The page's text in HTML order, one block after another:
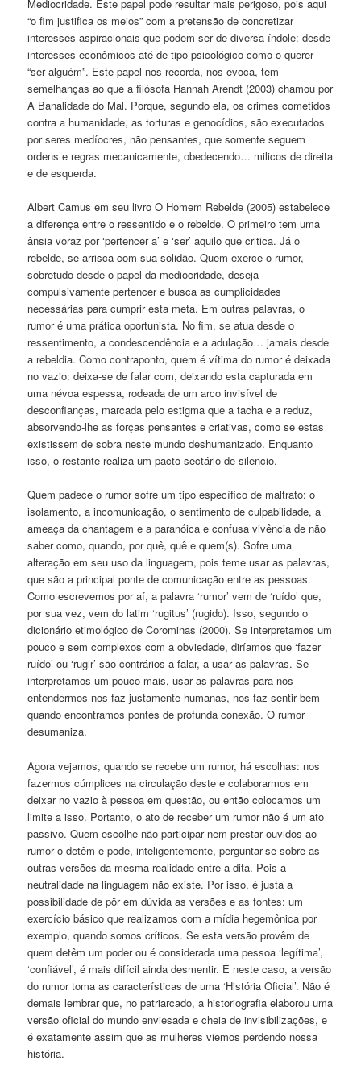
Mediocridade. Este papel pode resultar mais perigoso, pois aqui
“o fim justifica os meios” com a pretensão de concretizar
interesses aspiracionais que podem ser de diversa índole: desde
interesses econômicos até de tipo psicológico como o querer
“ser alguém”. Este papel nos recorda, nos evoca, tem
semelhanças ao que a filósofa Hannah Arendt (2003) chamou por
A Banalidade do Mal. Porque, segundo ela, os crimes cometidos
contra a humanidade, as torturas e genocídios, são executados
por seres medíocres, não pensantes, que somente seguem
ordens e regras mecanicamente, obedecendo… milicos de direita
e de esquerda.
Albert Camus em seu livro O Homem Rebelde (2005) estabelece
a diferença entre o ressentido e o rebelde. O primeiro tem uma
ânsia voraz por ‘pertencer a’ e ‘ser’ aquilo que critica. Já o
rebelde, se arrisca com sua solidão. Quem exerce o rumor,
sobretudo desde o papel da mediocridade, deseja
compulsivamente pertencer e busca as cumplicidades
necessárias para cumprir esta meta. Em outras palavras, o
rumor é uma prática oportunista. No fim, se atua desde o
ressentimento, a condescendência e a adulação… jamais desde
a rebeldia. Como contraponto, quem é vítima do rumor é deixada
no vazio: deixa-se de falar com, deixando esta capturada em
uma névoa espessa, rodeada de um arco invisível de
desconfianças, marcada pelo estigma que a tacha e a reduz,
absorvendo-lhe as forças pensantes e criativas, como se estas
existissem de sobra neste mundo deshumanizado. Enquanto
isso, o restante realiza um pacto sectário de silencio.
Quem padece o rumor sofre um tipo específico de maltrato: o
isolamento, a incomunicação, o sentimento de culpabilidade, a
ameaça da chantagem e a paranóica e confusa vivência de não
saber como, quando, por quê, quê e quem(s). Sofre uma
alteração em seu uso da linguagem, pois teme usar as palavras,
que são a principal ponte de comunicação entre as pessoas.
Como escrevemos por aí, a palavra ‘rumor’ vem de ‘ruído’ que,
por sua vez, vem do latim ‘rugitus’ (rugido). Isso, segundo o
dicionário etimológico de Corominas (2000). Se interpretamos um
pouco e sem complexos com a obviedade, diríamos que ‘fazer
ruído’ ou ‘rugir’ são contrários a falar, a usar as palavras. Se
interpretamos um pouco mais, usar as palavras para nos
entendermos nos faz justamente humanas, nos faz sentir bem
quando encontramos pontes de profunda conexão. O rumor
desumaniza.
Agora vejamos, quando se recebe um rumor, há escolhas: nos
fazermos cúmplices na circulação deste e colaborarmos em
deixar no vazio à pessoa em questão, ou então colocamos um
limite a isso. Portanto, o ato de receber um rumor não é um ato
passivo. Quem escolhe não participar nem prestar ouvidos ao
rumor o detêm e pode, inteligentemente, perguntar-se sobre as
outras versões da mesma realidade entre a dita. Pois a
neutralidade na linguagem não existe. Por isso, é justa a
possibilidade de pôr em dúvida as versões e as fontes: um
exercício básico que realizamos com a mídia hegemônica por
exemplo, quando somos críticos. Se esta versão provêm de
quem detêm um poder ou é considerada uma pessoa ‘legítima’,
‘confiável’, é mais difícil ainda desmentir. E neste caso, a versão
do rumor toma as características de uma ‘História Oficial’. Não é
demais lembrar que, no patriarcado, a historiografia elaborou uma
versão oficial do mundo enviesada e cheia de invisibilizações, e
é exatamente assim que as mulheres viemos perdendo nossa
história.